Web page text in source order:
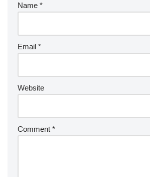
Name *
Email *
Website
Comment *